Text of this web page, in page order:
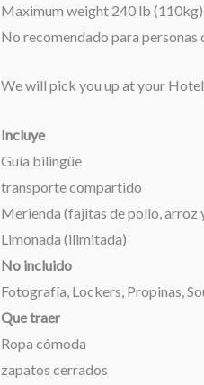
Maximum weight 240 lb
No recomendado para personas
We will pick you up at your
Incluye
Guía bilingüe
transporte compartido
Merienda (fajitas de pollo, arroz
Limonada (ilimitada)
No incluido
Fotografía, Lockers, Propinas,
Que traer
Ropa cómoda
zapatos cerrados